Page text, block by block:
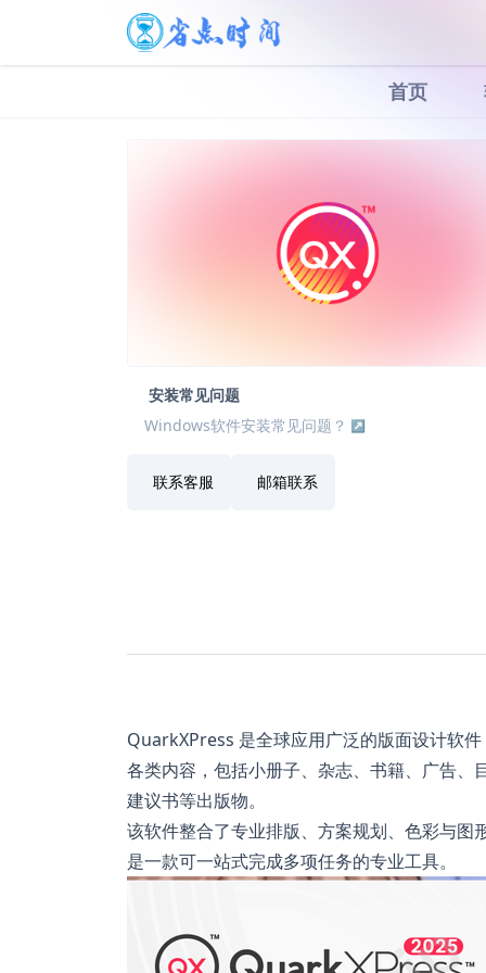
首页
安装常见问题
Windows软件安装常见问题？
联系客服 邮箱联系
QuarkXPress 是全球应用广泛的版面设计软
各类内容，包括小册子、杂志、书籍、广告
建议书等出版物。
该软件整合了专业排版、方案规划、色彩与
是一款可一站式完成多项任务的专业工具。